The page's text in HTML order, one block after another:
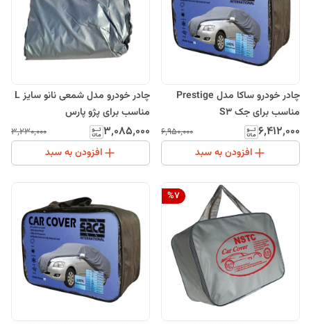
چادر خودرو ساکا مدل Prestige
مناسب برای جک S3
۶٬۴۱۲٬۰۰۰ ۶٬۹۵۰٬۰۰۰
افزودن به سبد
چادر خودرو مدل شمعی نانو سایز L
مناسب برای پژو پارس
۳٬۰۸۵٬۰۰۰ ۳٬۲۳۰٬۰۰۰
افزودن به سبد
%7